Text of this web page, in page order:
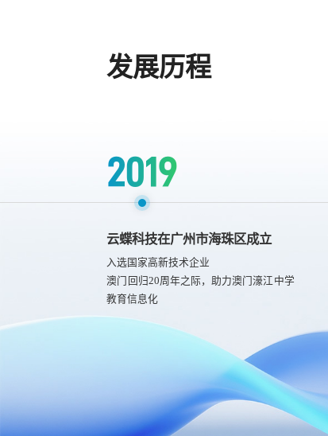
发展历程
2019
云蝶科技在广州市海珠区成立
入选国家高新技术企业
澳门回归20周年之际，助力澳门濠江中学
教育信息化